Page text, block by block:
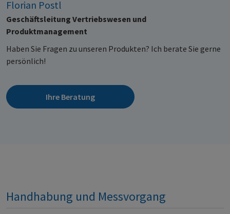
Florian Postl
Geschäftsleitung Vertriebswesen und
Produktmanagement
Haben Sie Fragen zu unseren Produkten? Ich berate Sie gerne
persönlich!
Ihre Beratung
Handhabung und Messvorgang